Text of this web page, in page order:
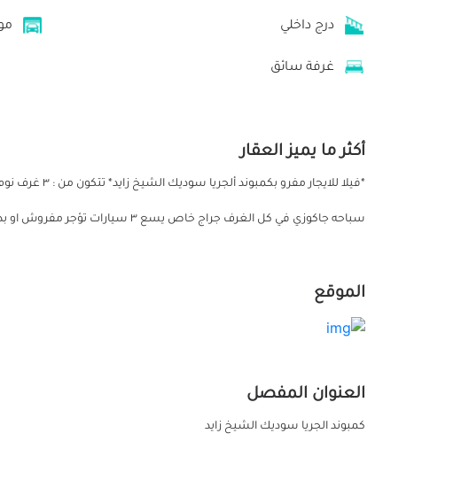
درج داخلي
غرفة سائق
أكثر ما يميز العقار
سباحه جاكوزي في كل الغرف جراج خاص يسع ٣ سيارات تؤجر مفروش او بدون فرش *سعر المفروش ٤٠٠٠ دولار* 01005766817
الموقع
العنوان المفصل
كمبوند الجريا سوديك الشيخ زايد